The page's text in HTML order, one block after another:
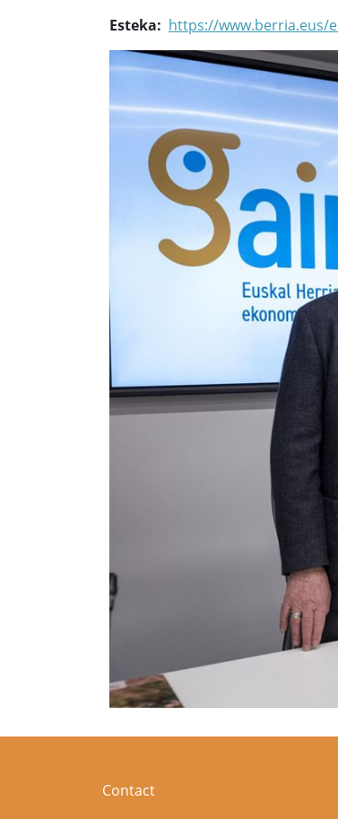
Esteka
https://www.berria.eus/
Contact